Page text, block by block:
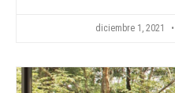
diciembre 1, 2021